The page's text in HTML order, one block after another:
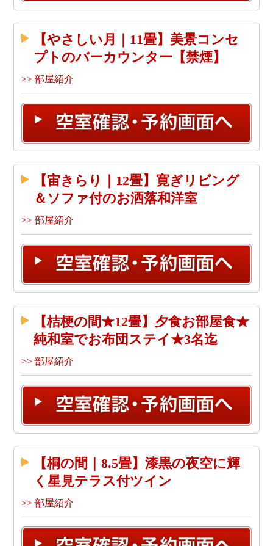
【やさしい月｜11畳】美景コンセ
プトのバーカウンター【禁煙】
>> 部屋紹介
【宙きらり｜12畳】寛ぎリビング
＆ソファ付のお洒落和洋室
>> 部屋紹介
【桔梗の間★12畳】夕食お部屋食★
純和室でお布団ステイ★3名迄
>> 部屋紹介
【桐の間｜8.5畳】漆黒の夜空に輝
く星見テラス付ツイン
>> 部屋紹介